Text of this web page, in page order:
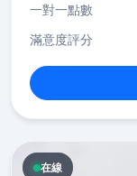
一對一點數
滿意度評分
在線